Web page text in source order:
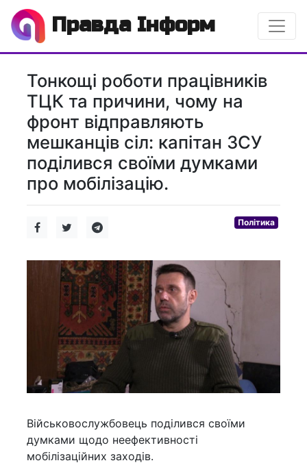
Правда Інформ
Тонкощі роботи працівників
ТЦК та причини, чому на
фронт відправляють
мешканців сіл: капітан ЗСУ
поділився своїми думками
про мобілізацію.
Політика
Військовослужбовець поділився своїми
думками щодо неефективності
мобілізаційних заходів.